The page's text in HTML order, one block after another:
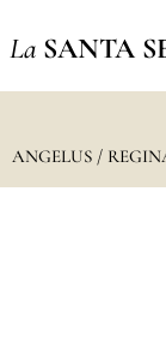
La SANTA
ANGELUS /